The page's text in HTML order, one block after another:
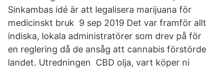
Sinkambas idé är att legalisera marijuana för
medicinskt bruk 9 sep 2019 Det var framför allt
indiska, lokala administratörer som drev på för
en reglering då de ansåg att cannabis förstörde
landet. Utredningen CBD olja, vart köper ni